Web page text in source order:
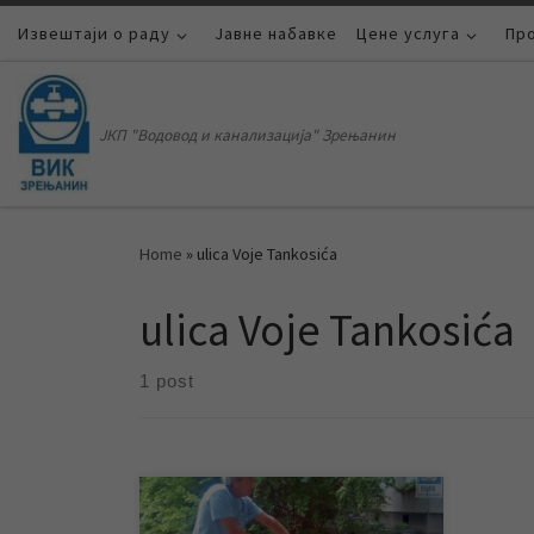
Skip to content
Извештаји о раду Јавне набавке Цене услуга
ЈКП "Водовод и канализација" Зрењанин
Home » ulica Voje Tankosića
ulica Voje Tankosića
1 post
Данас у току преподнева радници